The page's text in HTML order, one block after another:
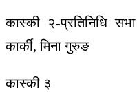
कास्की २-प्रतिनिधि
कार्की, मिना गुरुङ
कास्की ३